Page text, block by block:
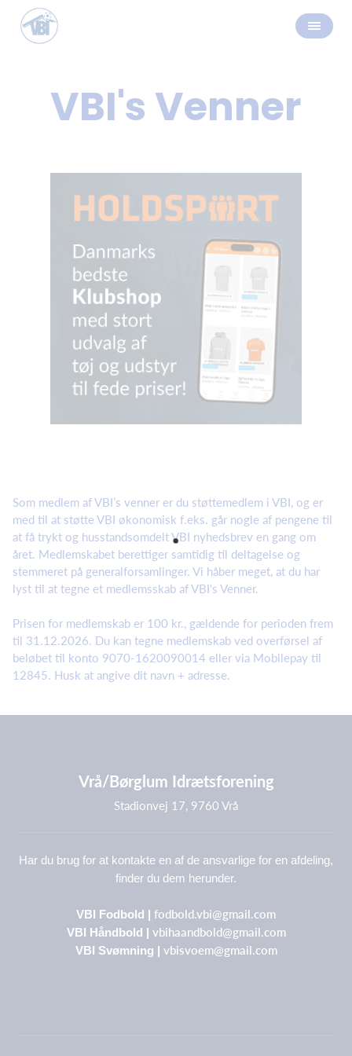
VBI's Venner
Som medlem af VBI’s venner er du støttemedlem i VBI, og er
med til at støtte VBI økonomisk f.eks. går nogle af pengene til
at få trykt og husstandsomdelt VBI nyhedsbrev en gang om
året. Medlemskabet berettiger samtidig til deltagelse og
stemmeret på generalforsamlinger. Vi håber meget, at du har
lyst til at tegne et medlemsskab af VBI's Venner.
Prisen for medlemskab er 100 kr., gældende for perioden frem
til 31.12.2026. Du kan tegne medlemskab ved overførsel af
beløbet til konto 9070-1620090014 eller via Mobilepay til
12845. Husk at angive dit navn + adresse.
Vrå/Børglum Idrætsforening
Stadionvej 17, 9760 Vrå
Har du brug for at kontakte en af de ansvarlige for en afdeling,
finder du dem herunder.
VBI Fodbold | fodbold.vbi@gmail.com
VBI Håndbold | vbihaandbold@gmail.com
VBI Svømning | vbisvoem@gmail.com